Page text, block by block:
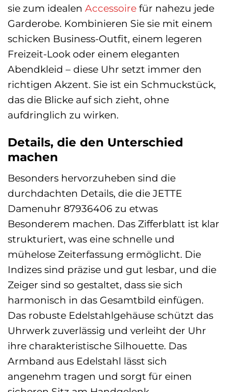
sie zum idealen Accessoire für nahezu jede
Garderobe. Kombinieren Sie sie mit einem
schicken Business-Outfit, einem legeren
Freizeit-Look oder einem eleganten
Abendkleid – diese Uhr setzt immer den
richtigen Akzent. Sie ist ein Schmuckstück,
das die Blicke auf sich zieht, ohne
aufdringlich zu wirken.
Details, die den Unterschied
machen
Besonders hervorzuheben sind die
durchdachten Details, die die JETTE
Damenuhr 87936406 zu etwas
Besonderem machen. Das Zifferblatt ist klar
strukturiert, was eine schnelle und
mühelose Zeiterfassung ermöglicht. Die
Indizes sind präzise und gut lesbar, und die
Zeiger sind so gestaltet, dass sie sich
harmonisch in das Gesamtbild einfügen.
Das robuste Edelstahlgehäuse schützt das
Uhrwerk zuverlässig und verleiht der Uhr
ihre charakteristische Silhouette. Das
Armband aus Edelstahl lässt sich
angenehm tragen und sorgt für einen